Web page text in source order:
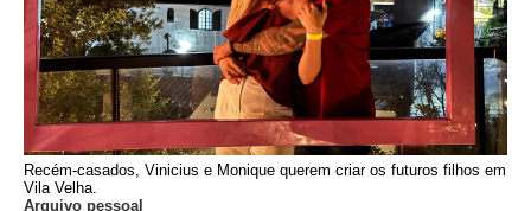
Recém-casados, Vinicius e Monique querem criar os futuros filhos em
Vila Velha.
Arquivo pessoal